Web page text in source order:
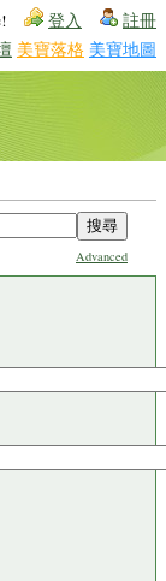
登入 註冊
美寶落格 美寶地圖
Advanced